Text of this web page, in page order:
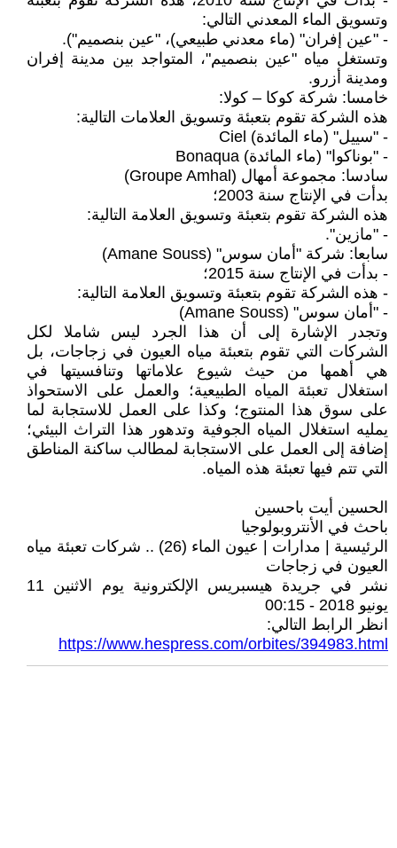
وتسويق الماء المعدني التالي:
- "عين إفران" (ماء معدني طبيعي)، "عين بنصميم").
وتستغل مياه "عين بنصميم"، المتواجد بين مدينة إفران
ومدينة أزرو.
خامسا: شركة كوكا – كولا:
هذه الشركة تقوم بتعبئة وتسويق العلامات التالية:
- "سييل" (ماء المائدة) Ciel
- "بوناكوا" (ماء المائدة) Bonaqua
سادسا: مجموعة أمهال (Groupe Amhal)
بدأت في الإنتاج سنة 2003؛
هذه الشركة تقوم بتعبئة وتسويق العلامة التالية:
- "مازين".
سابعا: شركة "أمان سوس" (Amane Souss)
- بدأت في الإنتاج سنة 2015؛
- هذه الشركة تقوم بتعبئة وتسويق العلامة التالية:
- "أمان سوس" (Amane Souss)
وتجدر الإشارة إلى أن هذا الجرد ليس شاملا لكل
الشركات التي تقوم بتعبئة مياه العيون في زجاجات، بل
هي أهمها من حيث شيوع علاماتها وتنافسيتها في
استغلال تعبئة المياه الطبيعية؛ والعمل على الاستحواذ
على سوق هذا المنتوج؛ وكذا على العمل للاستجابة لما
يمليه استغلال المياه الجوفية وتدهور هذا التراث البيئي؛
إضافة إلى العمل على الاستجابة لمطالب ساكنة المناطق
التي تتم فيها تعبئة هذه المياه.
الحسين أيت باحسين
باحث في الأنتروبولوجيا
الرئيسية | مدارات | عيون الماء (26) .. شركات تعبئة مياه
العيون في زجاجات
نشر في جريدة هيسبريس الإلكترونية يوم الاثنين 11
يونيو 2018 - 00:15
انظر الرابط التالي:
https://www.hespress.com/orbites/394983.html